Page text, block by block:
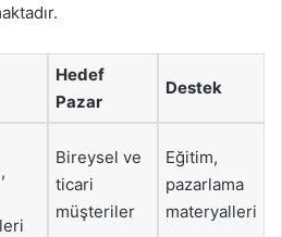
Hedef
Pazar
Destek
Bireysel ve
ticari
müşteriler
Eğitim,
pazarlama
materyalleri